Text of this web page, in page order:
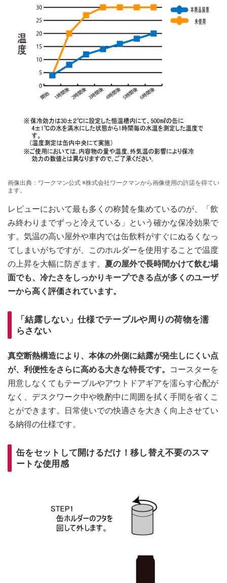
画像出典：ワークマン公式 ※株式会社ワークマンから画像使用の許諾を得てい
ます。
レビューにおいて最も多くの称賛を集めているのが、「飲
み終わりまでずっと冷えている」という確かな保冷効果で
す。気温の高い屋外や車内では缶飲料がすぐにぬるくなっ
てしまいがちですが、このホルダーを使用することで温度
の上昇を大幅に防ぎます。 夏の屋外で長時間かけて飲む場
面でも、冷たさをしっかりキープできる点が多くのユーザ
ーから高く評価されています。
「結露しない」仕様でテーブルや周りの荷物を濡
らさない
真空断熱構造により、本体の外側に結露が発生しにくい点
が、利便性をさらに高める大きな特長です。
コースターを
用意しなくてもテーブルやアウトドアギアを濡らす心配が
なく、デスクワーク中や晩酌中に周囲を拭く手間を省くこ
とができます。日常使いでの快適さを大きく向上させてい
る納得の仕様です。
缶をセットして開けるだけ！移し替え不要のスマ
ートな使用感